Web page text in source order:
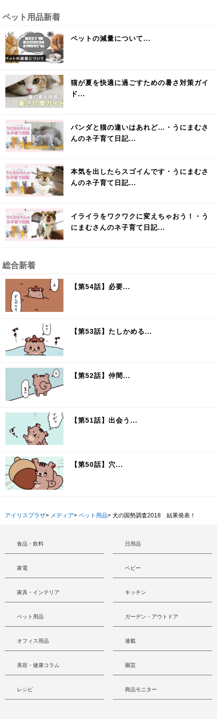
ペット用品新着
ペットの減量について...
猫が夏を快適に過ごすための暑さ対策ガイ
ド...
パンダと猫の違いはあれど…・うにまむさ
んのネ子育て日記...
本気を出したらスゴイんです・うにまむさ
んのネ子育て日記...
イライラをワクワクに変えちゃおう！・う
にまむさんのネ子育て日記...
総合新着
【第54話】必要...
【第53話】たしかめる...
【第52話】仲間...
【第51話】出会う...
【第50話】穴...
アイリスプラザ> メディア> ペット用品> 犬の国勢調査2018 結果発表！
食品・飲料 日用品
家電 ベビー
家具・インテリア キッチン
ペット用品 ガーデン・アウトドア
オフィス用品 連載
美容・健康コラム 園芸
レシピ 商品モニター